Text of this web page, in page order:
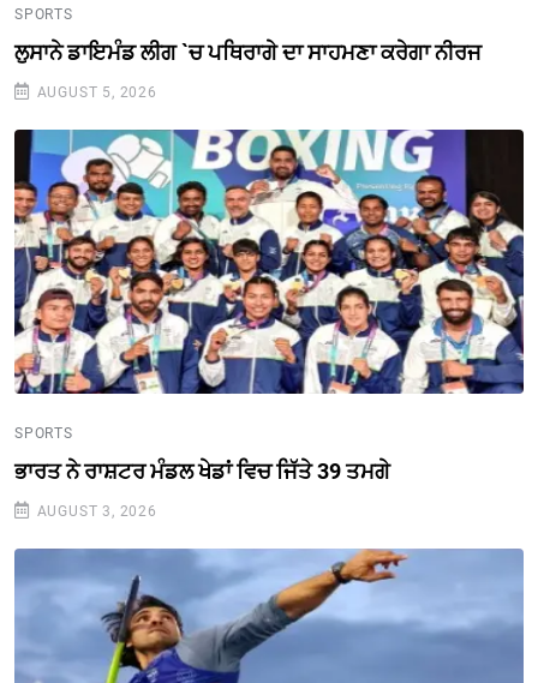
SPORTS
ਲੁਸਾਨੇ ਡਾਇਮੰਡ ਲੀਗ `ਚ ਪਥਿਰਾਗੇ ਦਾ ਸਾਹਮਣਾ ਕਰੇਗਾ ਨੀਰਜ
AUGUST 5, 2026
SPORTS
ਭਾਰਤ ਨੇ ਰਾਸ਼ਟਰ ਮੰਡਲ ਖੇਡਾਂ ਵਿਚ ਜਿੱਤੇ 39 ਤਮਗੇ
AUGUST 3, 2026